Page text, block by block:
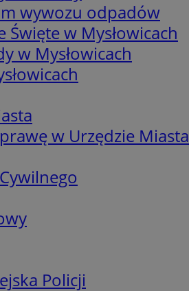
wywozu odpadów
Święte w Mysłowicach
w Mysłowicach
w Urzędzie Miasta
Policji